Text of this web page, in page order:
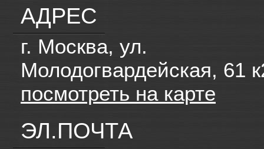
АДРЕС
г. Москва, ул.
Молодогвардейская, 61
посмотреть на карте
ЭЛ.ПОЧТА